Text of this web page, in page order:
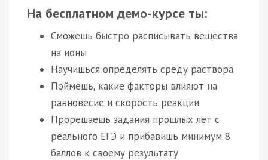
На бесплатном демо-курсе ты:
Сможешь быстро расписывать вещества
на ионы
Научишься определять среду раствора
Поймешь, какие факторы влияют на
равновесие и скорость реакции
Прорешаешь задания прошлых лет с
реального ЕГЭ и прибавишь минимум 8
баллов к своему результату